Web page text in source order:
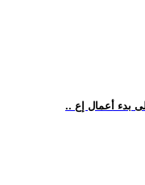
بدء أعمال إع